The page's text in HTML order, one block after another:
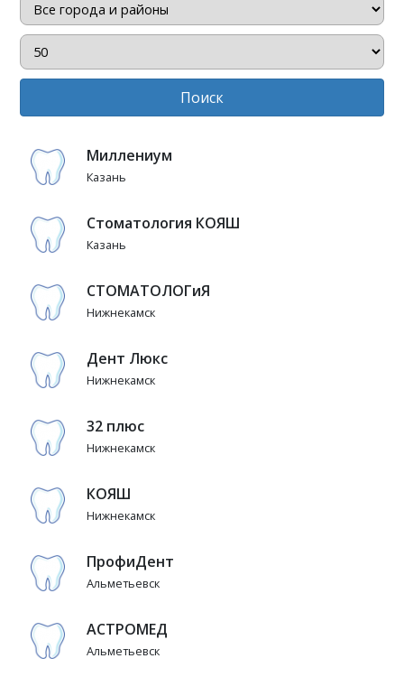
Поиск
Миллениум
Казань
Стоматология КОЯШ
Казань
СТОМАТОЛОГиЯ
Нижнекамск
Дент Люкс
Нижнекамск
32 плюс
Нижнекамск
КОЯШ
Нижнекамск
ПрофиДент
Альметьевск
АСТРОМЕД
Альметьевск